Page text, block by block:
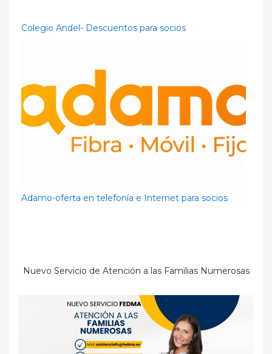
Colegio Andel- Descuentos para socios
Adamo-oferta en telefonía e Internet para socios
Nuevo Servicio de Atención a las Familias Numerosas